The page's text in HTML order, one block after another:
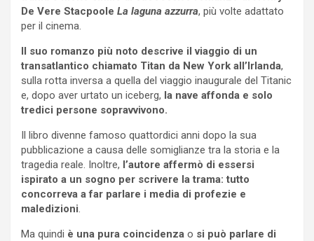
De Vere Stacpoole La laguna azzurra, più volte adattato
per il cinema.
Il suo romanzo più noto descrive il viaggio di un
transatlantico chiamato Titan da New York all’Irlanda,
sulla rotta inversa a quella del viaggio inaugurale del Titanic
e, dopo aver urtato un iceberg, la nave affonda e solo
tredici persone sopravvivono.
Il libro divenne famoso quattordici anni dopo la sua
pubblicazione a causa delle somiglianze tra la storia e la
tragedia reale. Inoltre, l’autore affermò di essersi
ispirato a un sogno per scrivere la trama: tutto
concorreva a far parlare i media di profezie e
maledizioni.
Ma quindi è una pura coincidenza o si può parlare di